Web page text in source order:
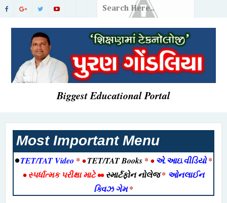
Biggest Educational Portal
Most Important Menu
•TET/TAT Video * •TET/TAT Books * •એ.આઇ.વીડિયો*
•સ્પર્ધાત્મક પરીક્ષા માટે••સ્માર્ટફોન નોલેજ* ઓનલાઈન
ક્વિઝ ગેમ*